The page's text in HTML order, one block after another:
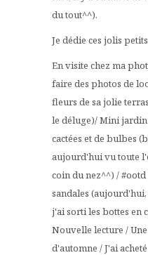
du tout^^).
Je dédie ces jolis
En visite chez ma
faire des photos de
fleurs de sa jolie
le déluge)/ Mini jardin
cactées et de bulbes
aujourd'hui vu toute
coin du nez^^) /
sandales
j'ai sorti les bottes en
Nouvelle lecture /
d'automne / J'ai